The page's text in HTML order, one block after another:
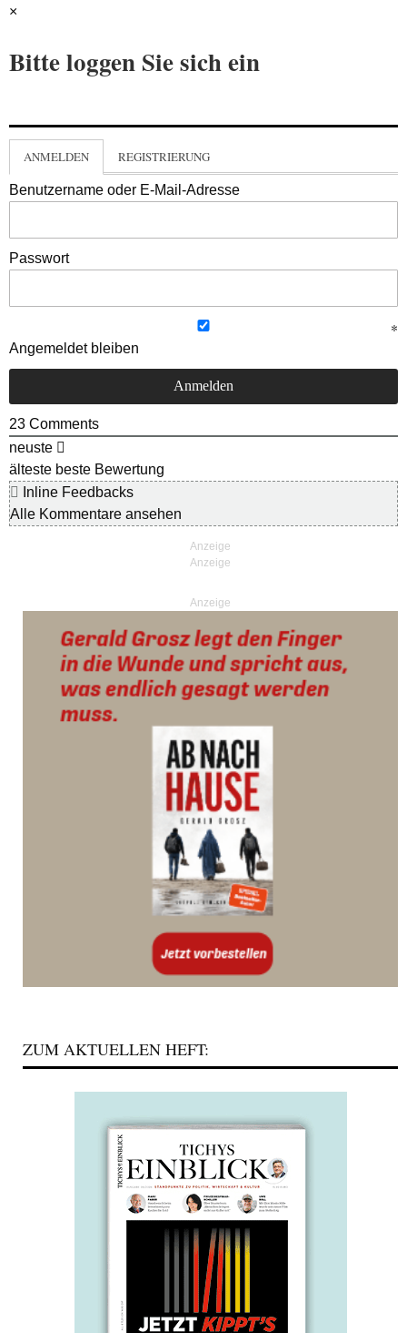
×
Bitte loggen Sie sich ein
ANMELDEN REGISTRIERUNG
Benutzername oder E-Mail-Adresse
Passwort
Angemeldet bleiben
23 Comments
neuste
älteste beste Bewertung
Inline Feedbacks
Alle Kommentare ansehen
Anzeige
ZUM AKTUELLEN HEFT: